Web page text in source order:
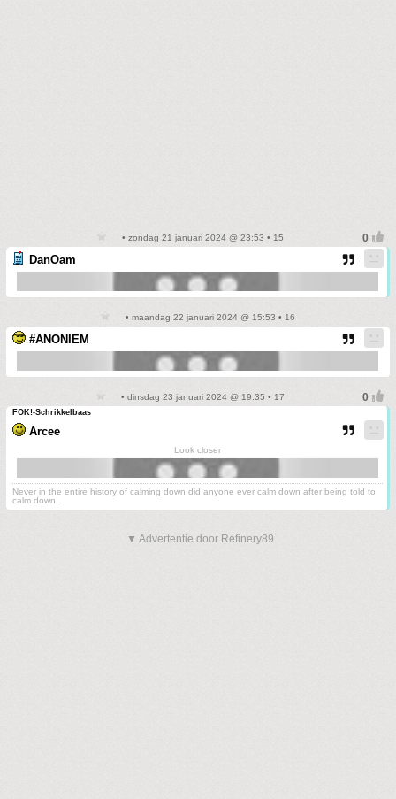
• zondag 21 januari 2024 @ 23:53 • 15
DanOam
• maandag 22 januari 2024 @ 15:53 • 16
#ANONIEM
• dinsdag 23 januari 2024 @ 19:35 • 17
FOK!-Schrikkelbaas
Arcee
Look closer
Never in the entire history of calming down did anyone ever calm down after being told to
calm down.
▼ Advertentie door Refinery89